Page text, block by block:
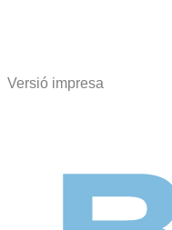
Versió impresa